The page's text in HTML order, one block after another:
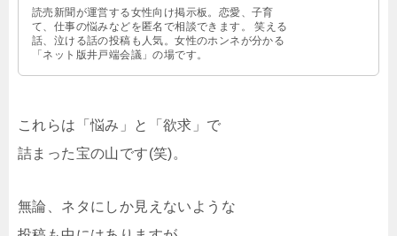
読売新聞が運営する女性向け掲示板。恋愛、子育
て、仕事の悩みなどを匿名で相談できます。 笑える
話、泣ける話の投稿も人気。女性のホンネが分かる
「ネット版井戸端会議」の場です。
これらは「悩み」と「欲求」で
詰まった宝の山です(笑)。
無論、ネタにしか見えないような